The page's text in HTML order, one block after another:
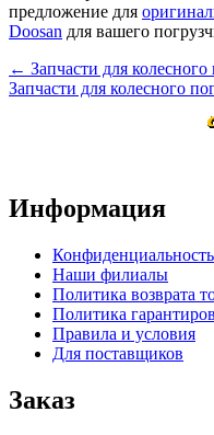
предложение для
Doosan для вашего
← Запчасти для
Запчасти для колесного
Информация
Конфиденциальность
Наши филиалы
Политика возврата
Политика
Правила и условия
Для поставщиков
Заказ